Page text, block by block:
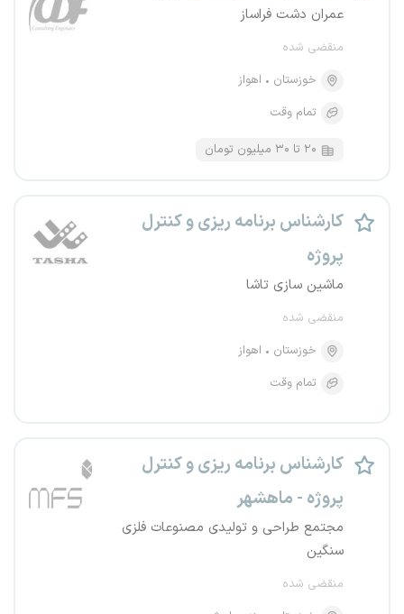
عمران دشت فراساز
منقضی شده
خوزستان
اهواز
تمام وقت
۲۰ تا ۳۰ میلیون تومان
کارشناس برنامه ریزی و کنترل
پروژه
ماشین سازی تاشا
منقضی شده
خوزستان
اهواز
تمام وقت
کارشناس برنامه ریزی و کنترل
پروژه - ماهشهر
مجتمع طراحی و تولیدی مصنوعات فلزی
سنگین
منقضی شده